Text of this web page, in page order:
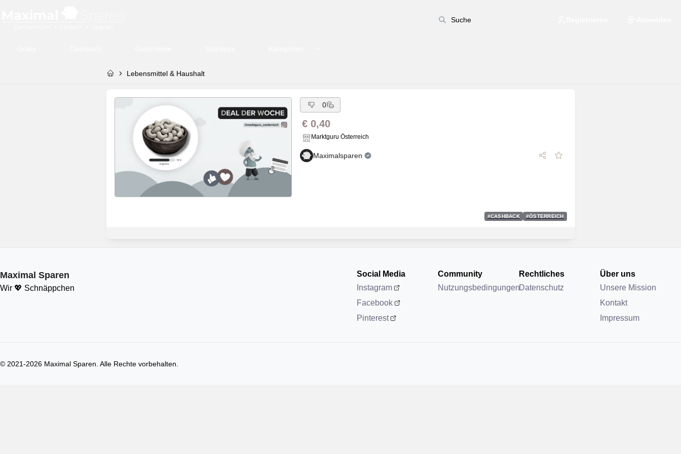
Lebensmittel & Haushalt
0
€ 0,40
Marktguru Österreich
Maximalsparen
#CASHBACK #ÖSTERREICH
Maximal Sparen
Wir 💖 Schnäppchen
Social Media
Instagram
Facebook
Pinterest
Community
Nutzungsbedingungen
Rechtliches
Datenschutz
Über uns
Unsere Mission
Kontakt
Impressum
© 2021-2026 Maximal Sparen. Alle Rechte vorbehalten.